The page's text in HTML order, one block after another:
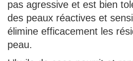
pas agressive et est bien
des peaux réactives et
élimine efficacement les
peau.